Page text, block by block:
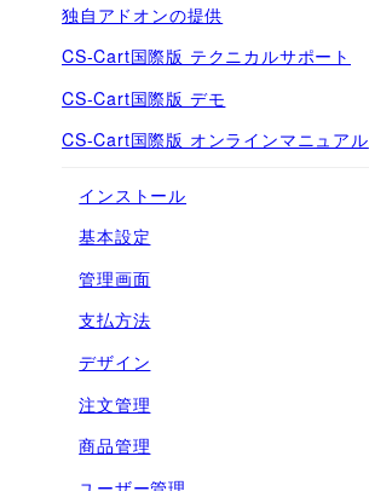
独自アドオンの提供
CS-Cart国際版 テクニカルサポート
CS-Cart国際版 デモ
CS-Cart国際版 オンラインマニュアル
インストール
基本設定
管理画面
支払方法
デザイン
注文管理
商品管理